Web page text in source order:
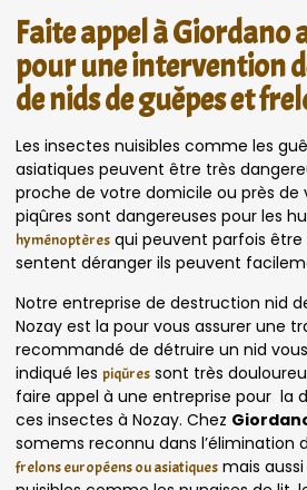
Faite appel à Giordano
pour une intervention
de nids de guêpes et
Les insectes nuisibles comme les
asiatiques peuvent être très
proche de votre domicile ou près de
piqûres sont dangereuses pour les
hyménoptères qui peuvent parfois être
sentent déranger ils peuvent
Notre entreprise de destruction nid
Nozay est la pour vous assurer une
recommandé de détruire un nid
indiqué les piqûres sont très
faire appel à une entreprise pour la
ces insectes à Nozay. Chez
somems reconnu dans l’élimination
frelons européens ou asiatiques mais